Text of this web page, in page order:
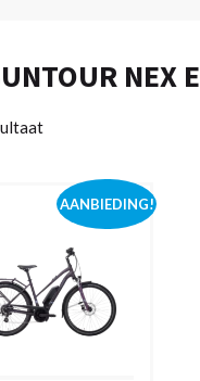
NEX
AANBIEDING!